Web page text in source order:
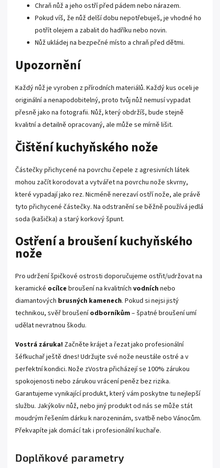
Chraň nůž a jeho ostří před pádem nebo nárazem.
Pokud víš, že nůž delší dobu nepotřebuješ, je vhodné ho
potřít olejem a zabalit do hadříku nebo novin.
Nůž ukládej na bezpečné místo a chraň před dětmi.
Upozornění
Každý nůž je vyroben z přírodních materiálů. Každý kus oceli je
originální a nenapodobitelný, proto tvůj nůž nemusí vypadat
přesně jako na fotografii. Nůž, který obdržíš, bude stejně
kvalitní a detailně opracovaný, ale může se mírně lišit.
Čištění kuchyňského nože
Částečky přichycené na povrchu čepele z agresivních látek
mohou začít korodovat a vytvářet na povrchu nože skvrny,
které vypadají jako rez. Nicméně nerezaví ostří nože, ale právě
tyto přichycené částečky. Na odstranění se běžně používá jedlá
soda (kašička) a starý korkový špunt.
Ostření a broušení kuchyňského
nože
Pro udržení špičkové ostrosti doporučujeme ostřit/udržovat na
keramické ocílce broušení na kvalitních vodních nebo
diamantových brusných kamenech. Pokud si nejsi jistý
technikou, svěř broušeníodborníkům – špatné broušení umí
udělat nevratnou škodu.
Vostrá záruka! Začněte krájet a řezat jako profesionální
šéfkuchař ještě dnes! Udržujte své nože neustále ostré a v
perfektní kondici. Nože zVostra přicházejí se 100% zárukou
spokojenosti nebo zárukou vrácení peněz bez rizika.
Garantujeme vynikající produkt, který vám poskytne tu nejlepší
službu. Jakýkoliv nůž, nebo jiný produkt od nás se může stát
moudrým řešením dárku k narozeninám, svatbě nebo Vánocům.
Překvapíte jak domácí tak i profesionální kuchaře.
Doplňkové parametry